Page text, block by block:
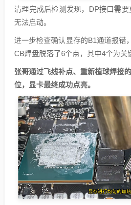
清理完成后检测发现，DP接口需
无法启动。
进一步检查确认显存的B1通道报错
CB焊盘脱落了6个点，其中4个为关
张哥通过飞线补点、重新植球焊接
位，显卡最终成功点亮。